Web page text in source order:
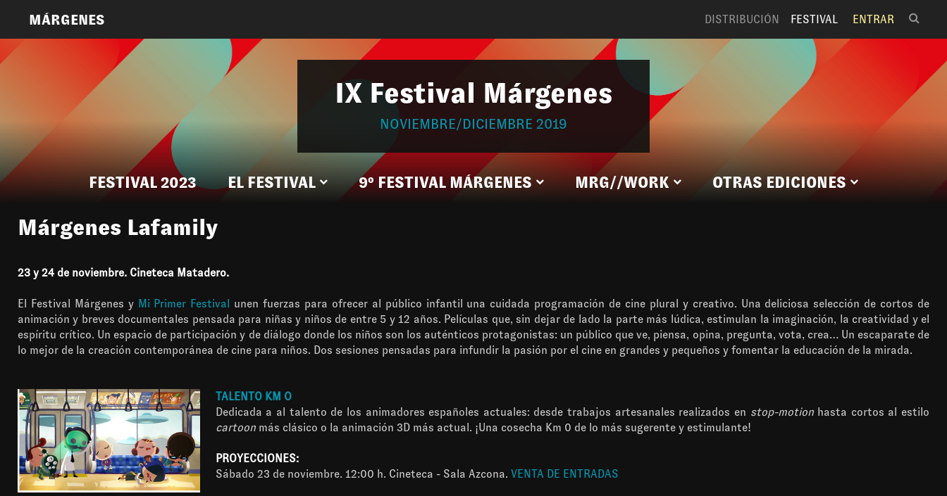
MÁRGENES DISTRIBUCIÓN FESTIVAL ENTRAR
IX Festival Márgenes
NOVIEMBRE/DICIEMBRE 2019
FESTIVAL 2023 EL FESTIVAL 9º FESTIVAL MÁRGENES MRG//WORK OTRAS EDICIONES
Márgenes Lafamily
23 y 24 de noviembre. Cineteca Matadero.
El Festival Márgenes y Mi Primer Festival
unen fuerzas para ofrecer al público infantil una cuidada programación de cine plural y creativo. Una deliciosa selección de cortos de
animación y breves documentales pensada para niñas y niños de entre 5 y 12 años. Películas que, sin dejar de lado la parte más lúdica, estimulan la imaginación, la creatividad y el
espíritu crítico. Un espacio de participación y de diálogo donde los niños son los auténticos protagonistas: un público que ve, piensa, opina, pregunta, vota, crea… Un escaparate de
lo mejor de la creación contemporánea de cine para niños. Dos sesiones pensadas para infundir la pasión por el cine en grandes y pequeños y fomentar la educación de la mirada.
TALENTO KM O
Dedicada a al talento de los animadores españoles actuales: desde trabajos artesanales realizados en stop-motionhasta cortos al estilo
cartoonmás clásico o la animación 3D más actual. ¡Una cosecha Km 0 de lo más sugerente y estimulante!
PROYECCIONES:
Sábado 23 de noviembre. 12:00 h. Cineteca - Sala Azcona. VENTA DE ENTRADAS